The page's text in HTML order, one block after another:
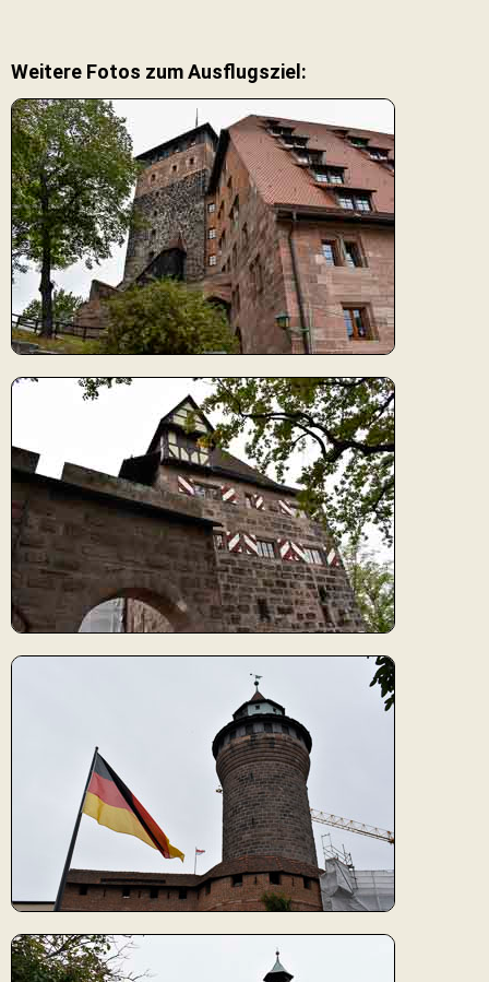
Weitere Fotos zum Ausflugsziel: